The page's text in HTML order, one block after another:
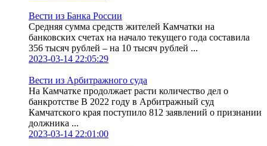
Вести из Банка России
Средняя сумма средств жителей Камчатки на
банковских счетах на начало текущего года составила
356 тысяч рублей – на 10 тысяч рублей ...
2023-03-14 22:05:29
Вести из Арбитражного суда
На Камчатке продолжает расти количество дел о
банкротстве В 2022 году в Арбитражный суд
Камчатского края поступило 812 заявлений о признании
должника ...
2023-03-14 22:01:00